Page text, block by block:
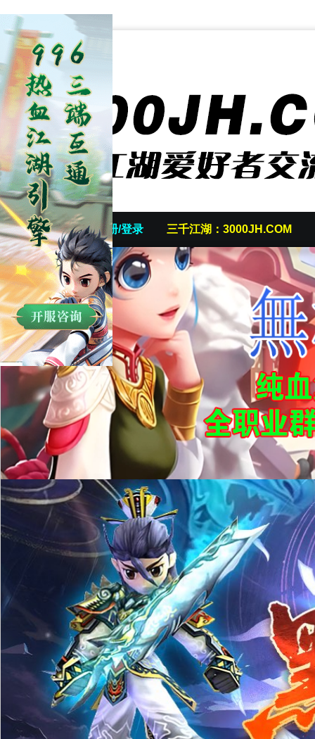
首页 发帖/注册/登录 三千江湖：3000JH.COM